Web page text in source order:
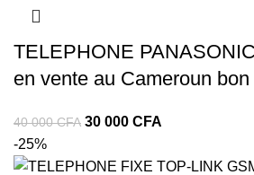
TELEPHONE
en vente au Cameroun
40 000CFA 30 000 CFA
-25%